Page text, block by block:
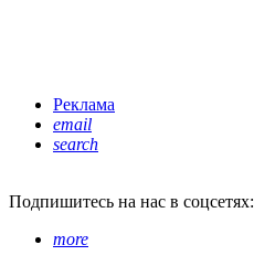
Реклама
email
search
Подпишитесь на нас в соцсетях:
more